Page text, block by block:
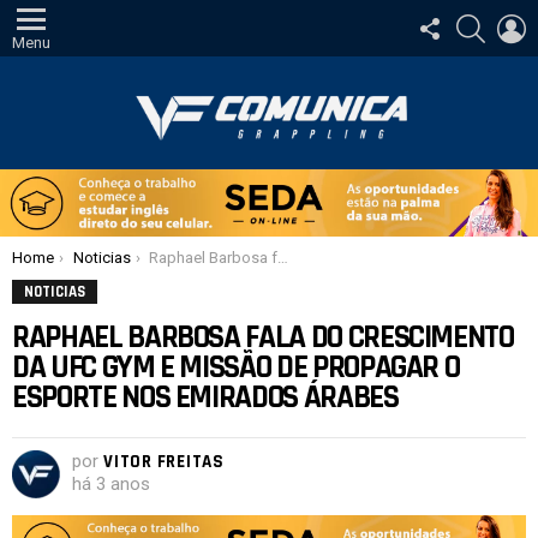
Menu
SIGA-
NOS
Você está aqui:
Home Noticias Raphael Barbosa fala do crescimento da UFC Gym e missão de propagar o esporte nos Emirados Árabes
NOTICIAS
RAPHAEL BARBOSA FALA DO CRESCIMENTO
DA UFC GYM E MISSÃO DE PROPAGAR O
ESPORTE NOS EMIRADOS ÁRABES
por VITOR FREITAS
há 3 anos